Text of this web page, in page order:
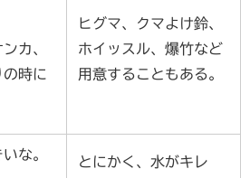
カ、
の時に
ヒグマ、クマよけ鈴、
ホイッスル、爆竹など
用意することもある。
な。
とにかく、水がキレ